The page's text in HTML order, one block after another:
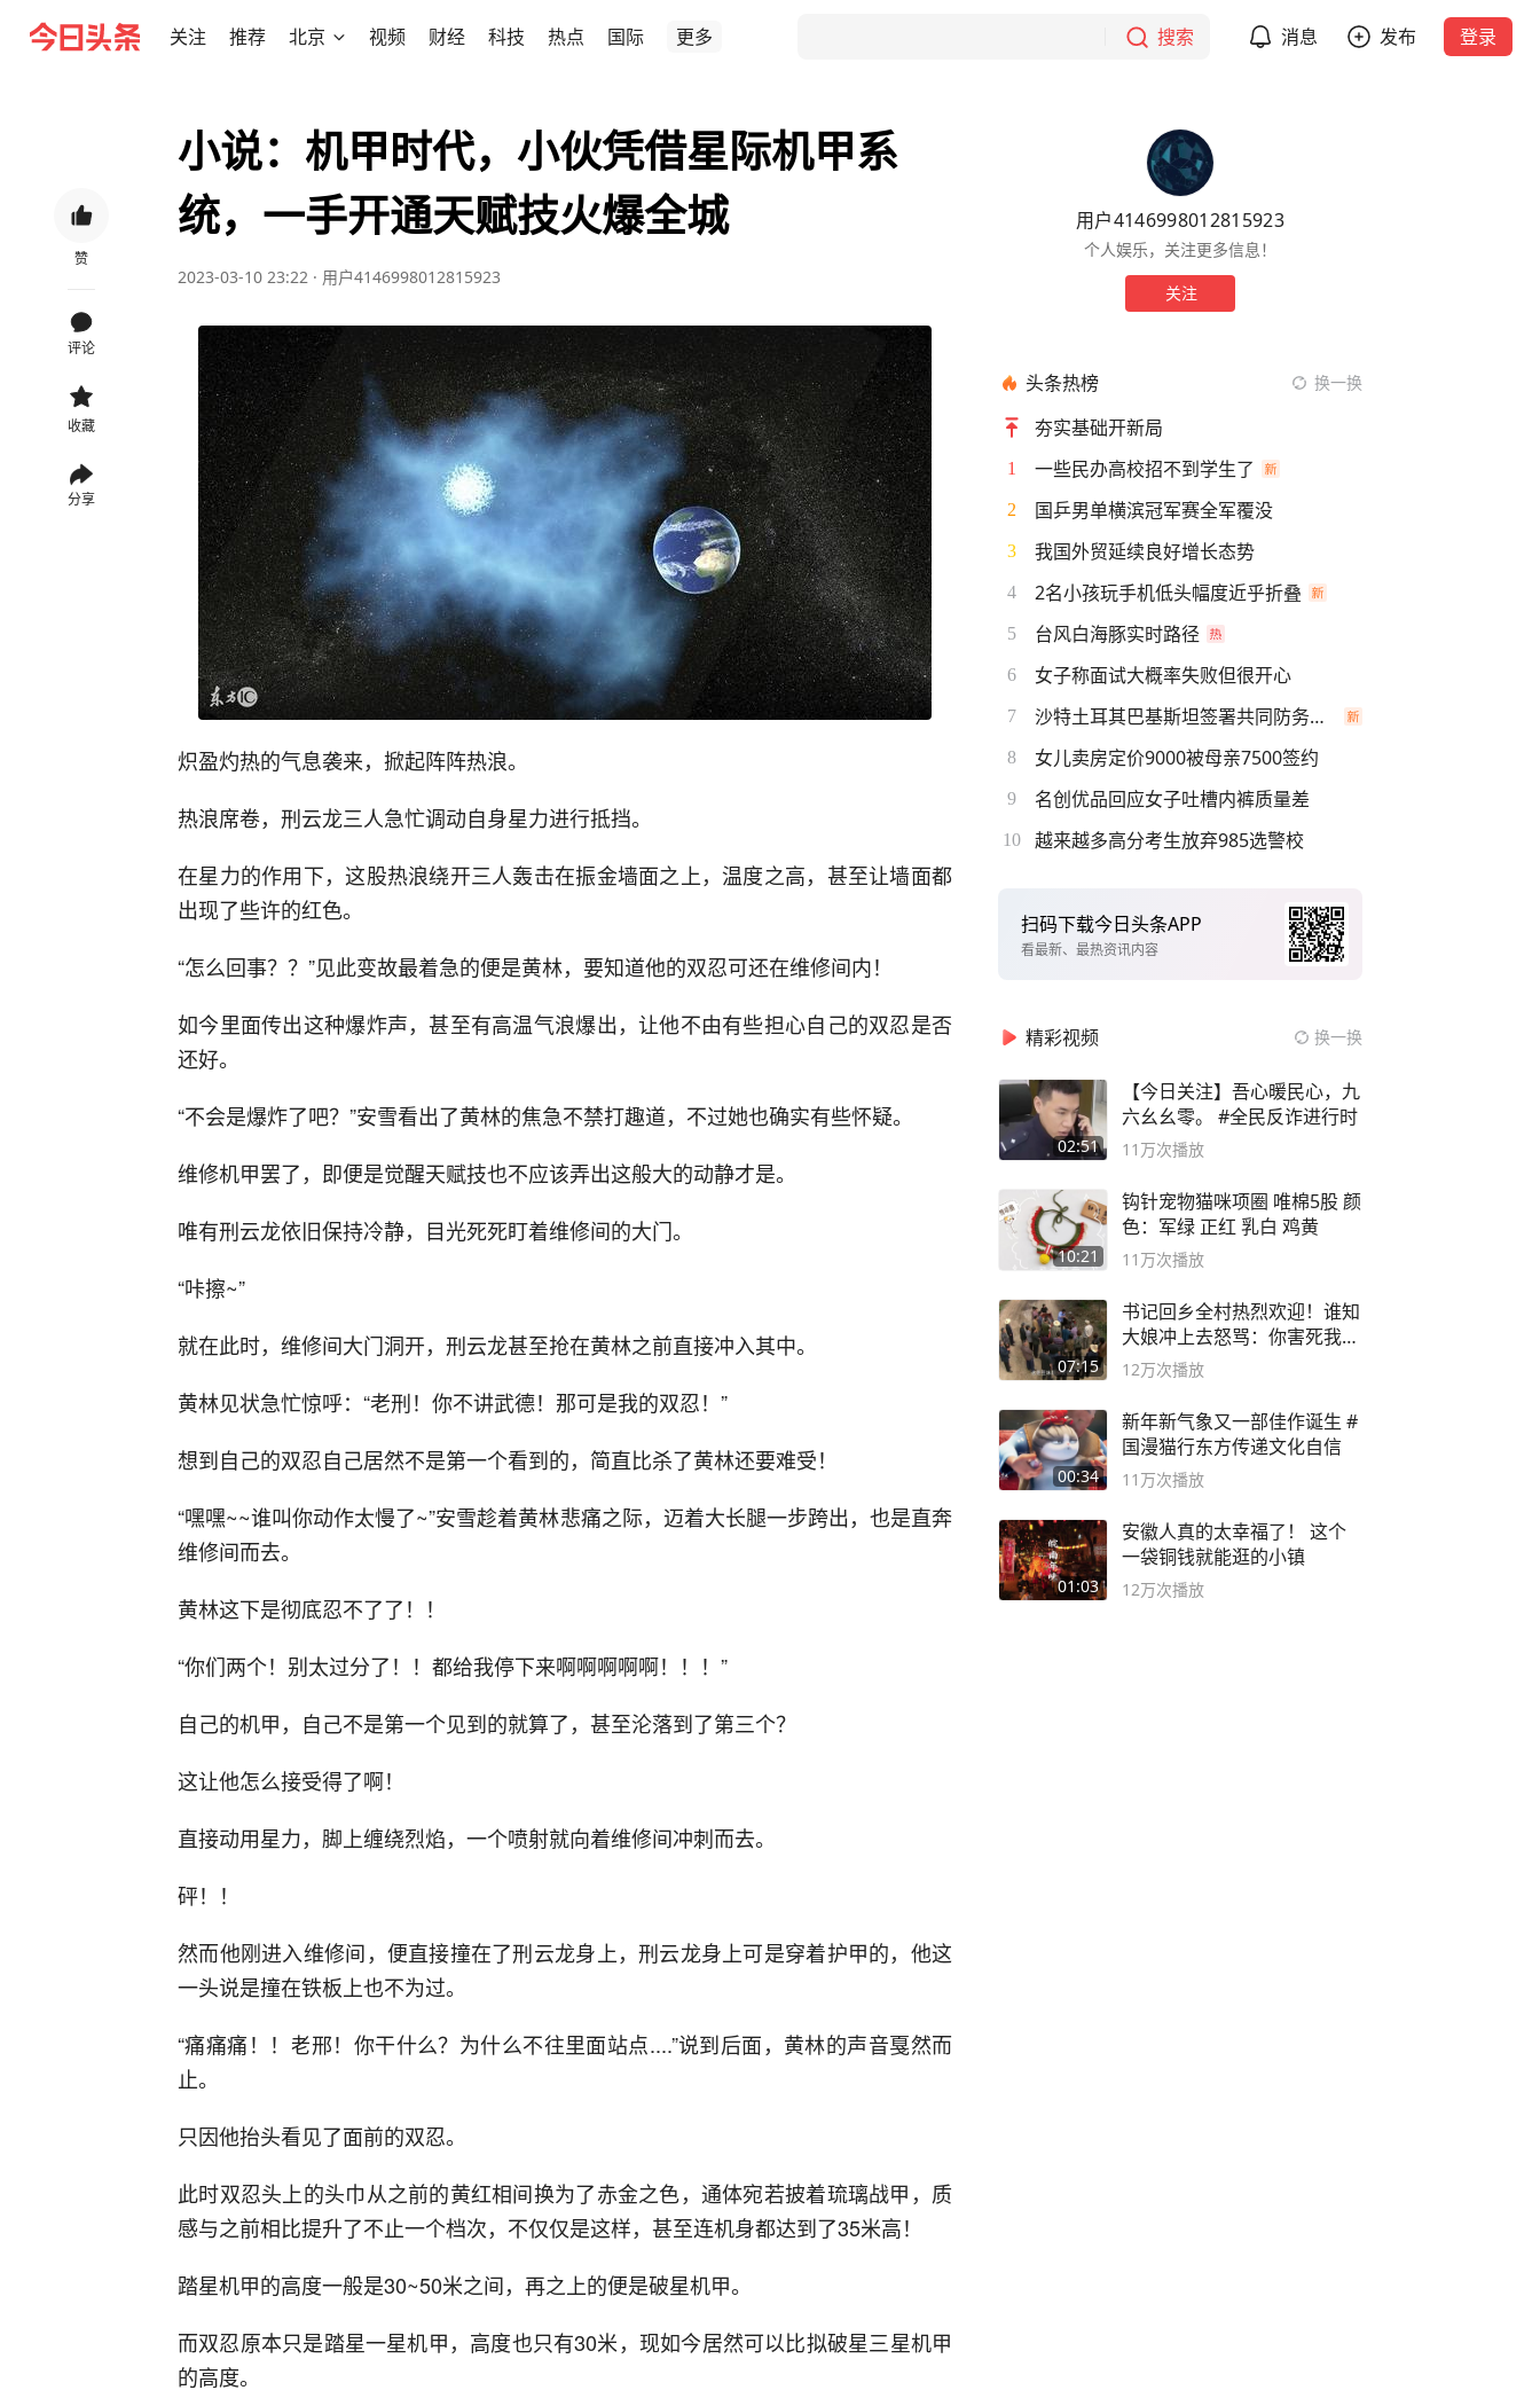
关注 推荐 北京 视频 财经 科技 热点 国际 更多 搜索 消息 发布 登录
赞
评论
收藏
分享
小说：机甲时代，小伙凭借星际机甲系
统，一手开通天赋技火爆全城
2023-03-10 23:22 · 用户4146998012815923
炽盈灼热的气息袭来，掀起阵阵热浪。
热浪席卷，刑云龙三人急忙调动自身星力进行抵挡。
在星力的作用下，这股热浪绕开三人轰击在振金墙面之上，温度之高，甚至让墙面都
出现了些许的红色。
“怎么回事？？”见此变故最着急的便是黄林，要知道他的双忍可还在维修间内！
如今里面传出这种爆炸声，甚至有高温气浪爆出，让他不由有些担心自己的双忍是否
还好。
“不会是爆炸了吧？”安雪看出了黄林的焦急不禁打趣道，不过她也确实有些怀疑。
维修机甲罢了，即便是觉醒天赋技也不应该弄出这般大的动静才是。
唯有刑云龙依旧保持冷静，目光死死盯着维修间的大门。
“咔擦~”
就在此时，维修间大门洞开，刑云龙甚至抢在黄林之前直接冲入其中。
黄林见状急忙惊呼：“老刑！你不讲武德！那可是我的双忍！”
想到自己的双忍自己居然不是第一个看到的，简直比杀了黄林还要难受！
“嘿嘿~~谁叫你动作太慢了~”安雪趁着黄林悲痛之际，迈着大长腿一步跨出，也是直奔
维修间而去。
黄林这下是彻底忍不了了！！
“你们两个！别太过分了！！都给我停下来啊啊啊啊啊！！！”
自己的机甲，自己不是第一个见到的就算了，甚至沦落到了第三个？
这让他怎么接受得了啊！
直接动用星力，脚上缠绕烈焰，一个喷射就向着维修间冲刺而去。
砰！！
然而他刚进入维修间，便直接撞在了刑云龙身上，刑云龙身上可是穿着护甲的，他这
一头说是撞在铁板上也不为过。
“痛痛痛！！老邢！你干什么？为什么不往里面站点....”说到后面，黄林的声音戛然而
止。
只因他抬头看见了面前的双忍。
此时双忍头上的头巾从之前的黄红相间换为了赤金之色，通体宛若披着琉璃战甲，质
感与之前相比提升了不止一个档次，不仅仅是这样，甚至连机身都达到了35米高！
踏星机甲的高度一般是30~50米之间，再之上的便是破星机甲。
而双忍原本只是踏星一星机甲，高度也只有30米，现如今居然可以比拟破星三星机甲
的高度。
用户4146998012815923
个人娱乐，关注更多信息！
关注
头条热榜 换一换
夯实基础开新局
1 一些民办高校招不到学生了
2 国乒男单横滨冠军赛全军覆没
3 我国外贸延续良好增长态势
4 2名小孩玩手机低头幅度近乎折叠
5 台风白海豚实时路径
6 女子称面试大概率失败但很开心
7 沙特土耳其巴基斯坦签署共同防务协议
8 女儿卖房定价9000被母亲7500签约
9 名创优品回应女子吐槽内裤质量差
10 越来越多高分考生放弃985选警校
扫码下载今日头条APP
看最新、最热资讯内容
精彩视频 换一换
02:51
【今日关注】吾心暖民心，九
六幺幺零。 #全民反诈进行时
11万次播放
10:21
钩针宠物猫咪项圈 唯棉5股 颜
色：军绿 正红 乳白 鸡黄
11万次播放
07:15
书记回乡全村热烈欢迎！谁知
大娘冲上去怒骂：你害死我儿
子
12万次播放
00:34
新年新气象又一部佳作诞生 #
国漫猫行东方传递文化自信
11万次播放
01:03
安徽人真的太幸福了！ 这个
一袋铜钱就能逛的小镇
12万次播放